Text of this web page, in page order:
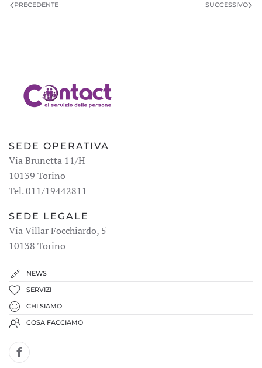
PRECEDENTE SUCCESSIVO
SEDE OPERATIVA
Via Brunetta 11/H
10139 Torino
Tel. 011/19442811
SEDE LEGALE
Via Villar Focchiardo, 5
10138 Torino
NEWS
SERVIZI
CHI SIAMO
COSA FACCIAMO